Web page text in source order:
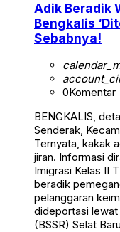
Adik Beradik
Bengkalis
Sebabnya!
0Komentar
BENGKALIS,
Senderak,
Ternyata, kakak
jiran. Informasi
Imigrasi Kelas II
beradik
pelanggaran
dideportasi lewat
(BSSR) Selat